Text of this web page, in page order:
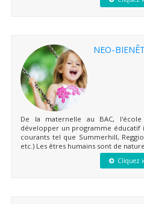
NEO-
De la maternelle au BAC,
développer un programme éducatif
courants tel que Summerhill,
etc.) Les êtres humains sont de
Cliquez